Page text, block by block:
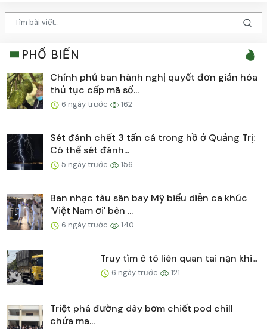
PHỔ BIẾN
Chính phủ ban hành nghị quyết đơn giản hóa
thủ tục cấp mã số...
6 ngày trước 162
Sét đánh chết 3 tấn cá trong hồ ở Quảng Trị:
Có thể sét đánh...
5 ngày trước 156
Ban nhạc tàu sân bay Mỹ biểu diễn ca khúc
'Việt Nam ơi' bên ...
6 ngày trước 140
Truy tìm ô tô liên quan tai nạn khi...
6 ngày trước 121
Triệt phá đường dây bơm chiết pod chill
chứa ma...